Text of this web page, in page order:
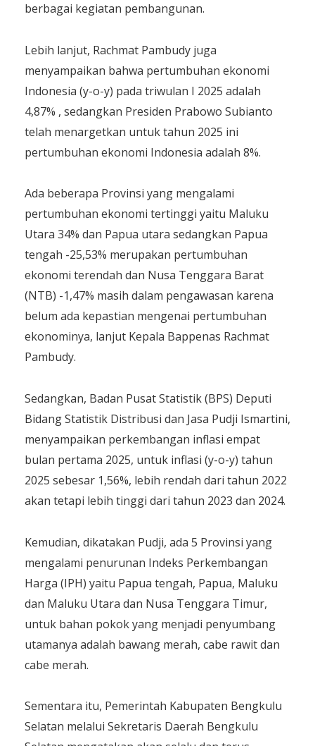
berbagai kegiatan pembangunan.
Lebih lanjut, Rachmat Pambudy juga
menyampaikan bahwa pertumbuhan ekonomi
Indonesia (y-o-y) pada triwulan I 2025 adalah
4,87% , sedangkan Presiden Prabowo Subianto
telah menargetkan untuk tahun 2025 ini
pertumbuhan ekonomi Indonesia adalah 8%.
Ada beberapa Provinsi yang mengalami
pertumbuhan ekonomi tertinggi yaitu Maluku
Utara 34% dan Papua utara sedangkan Papua
tengah -25,53% merupakan pertumbuhan
ekonomi terendah dan Nusa Tenggara Barat
(NTB) -1,47% masih dalam pengawasan karena
belum ada kepastian mengenai pertumbuhan
ekonominya, lanjut Kepala Bappenas Rachmat
Pambudy.
Sedangkan, Badan Pusat Statistik (BPS) Deputi
Bidang Statistik Distribusi dan Jasa Pudji Ismartini,
menyampaikan perkembangan inflasi empat
bulan pertama 2025, untuk inflasi (y-o-y) tahun
2025 sebesar 1,56%, lebih rendah dari tahun 2022
akan tetapi lebih tinggi dari tahun 2023 dan 2024.
Kemudian, dikatakan Pudji, ada 5 Provinsi yang
mengalami penurunan Indeks Perkembangan
Harga (IPH) yaitu Papua tengah, Papua, Maluku
dan Maluku Utara dan Nusa Tenggara Timur,
untuk bahan pokok yang menjadi penyumbang
utamanya adalah bawang merah, cabe rawit dan
cabe merah.
Sementara itu, Pemerintah Kabupaten Bengkulu
Selatan melalui Sekretaris Daerah Bengkulu